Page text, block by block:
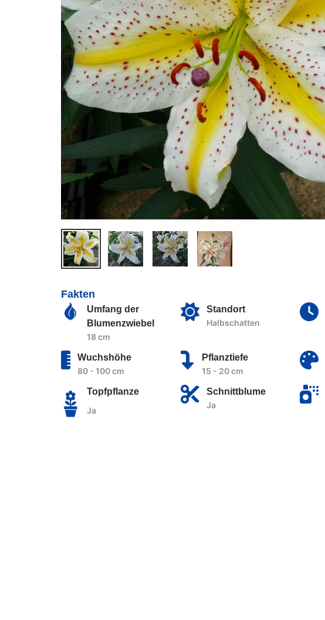
Fakten
Umfang der
Blumenzwiebel
18 cm
Standort
Halbschatten
Wuchshöhe
80 - 100 cm
Pflanztiefe
15 - 20 cm
Topfpflanze
Ja
Schnittblume
Ja